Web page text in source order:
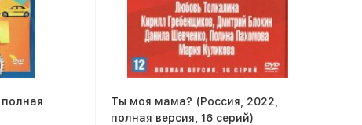
Ты моя мама? (Россия, 2022,
полная версия, 16 серий)